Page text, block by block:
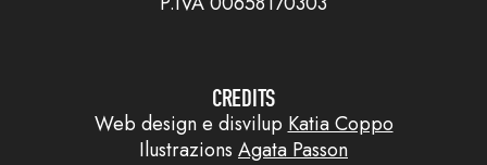
CREDITS
Web design e disvilup Katia Coppo
Ilustrazions Agata Passon